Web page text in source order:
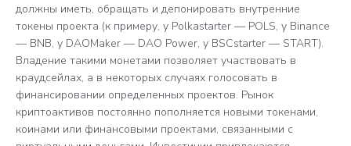
должны иметь, обращать и депонировать внутренние
токены проекта (к примеру, у Polkastarter — POLS, у Binance
— BNB, у DAOMaker — DAO Power, у BSCstarter — START).
Владение такими монетами позволяет участвовать в
краудсейлах, а в некоторых случаях голосовать в
финансировании определенных проектов. Рынок
криптоактивов постоянно пополняется новыми токенами,
коинами или финансовыми проектами, связанными с